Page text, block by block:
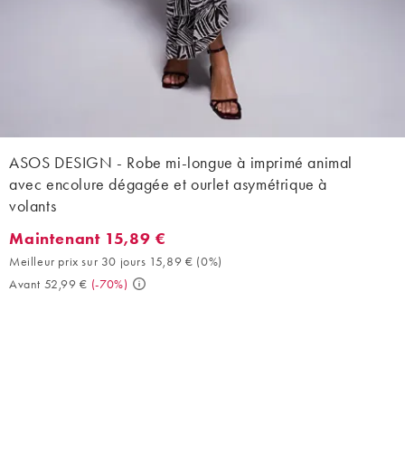
ASOS DESIGN - Robe mi-longue à imprimé animal
avec encolure dégagée et ourlet asymétrique à
volants
Maintenant 15,89 €. Meilleur prix sur 30 jours 15,89 € (0%).
Maintenant 15,89 €
Meilleur prix sur 30 jours 15,89 € (0%)
Avant 52,99 € (-70%)